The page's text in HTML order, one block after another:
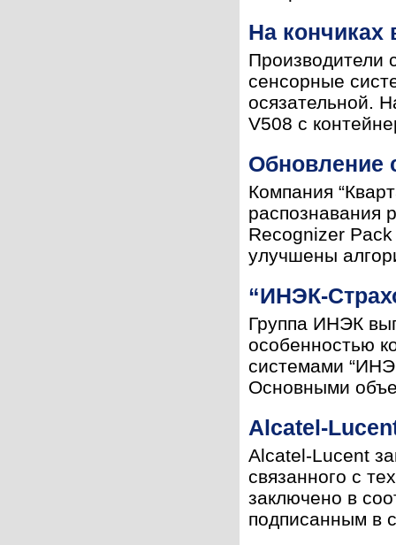
На кончиках
Производители
сенсорные
осязательной.
V508 с
Обновление
Компания
распознавания
Recognizer
улучшены
“ИНЭК-
Группа ИНЭК
особенностью
системами
Основными
Alcatel-
Alcatel-Lucent
связанного с
заключено в
подписанным в